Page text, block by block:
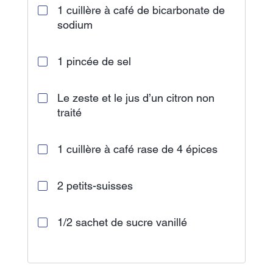
1 cuillère à café de bicarbonate de
sodium
1 pincée de sel
Le zeste et le jus d’un citron non
traité
1 cuillère à café rase de 4 épices
2 petits-suisses
1/2 sachet de sucre vanillé